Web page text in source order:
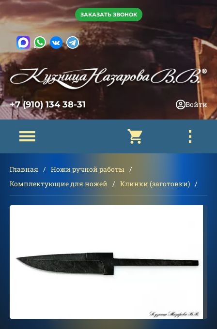
ЗАКАЗАТЬ ЗВОНОК
+7 (910) 134 38-31 Войти
Главная
Ножи ручной работы
Комплектующие для ножей
Клинки (заготовки)